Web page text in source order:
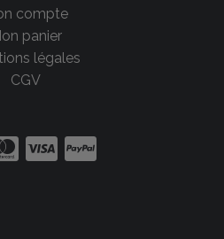
compte
panier
légales
CGV